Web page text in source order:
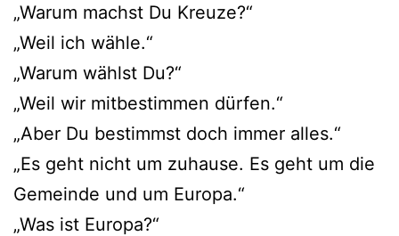
„Warum machst Du Kreuze?“
„Weil ich wähle.“
„Warum wählst Du?“
„Weil wir mitbestimmen dürfen.“
„Aber Du bestimmst doch immer alles.“
„Es geht nicht um zuhause. Es geht um die
Gemeinde und um Europa.“
„Was ist Europa?“